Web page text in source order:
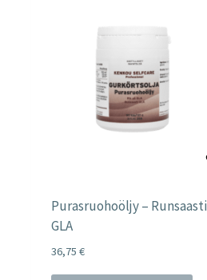
Purasruohoöljy – Runsaasti
GLA
36,75 €